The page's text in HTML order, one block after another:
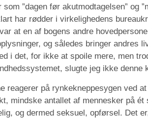
som ”dagen før akutmodtagelsen” og
har rødder i virkelighedens
at en af bogens andre
og således bringer andres
i det, for ikke at spoile mere, men
slugte jeg ikke denne
reagerer på rynkekneppesygen ved
mindske antallet af mennesker på ét
og dermed seksuel, opførsel. Det